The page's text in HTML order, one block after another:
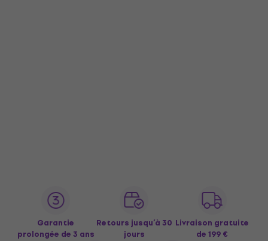
Garantie
prolongée de 3 ans
Retours jusqu’à 30
jours
Livraison gratuite
de 199 €